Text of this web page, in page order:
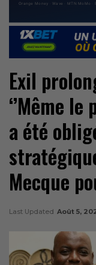
Exil
‘’Même
a été
Mecque
Last Updated Août 5,